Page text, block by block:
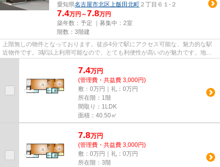
愛知県名古屋市北区上飯田北町 ２丁目６１-２
7.4万円～7.8万円
築年数：予定 ｜募集中： 2室
階数：3階建
上階無しの物件となっております。徒歩4分で駅にアクセス可能な、魅力的な駅
近物件です。3駅以上利用可能なので、とても利便性が高いのが魅力です。地域
7.4万円
(管理費・共益費 3,000円)
敷：0万円｜礼：0万円
所在階：1階
間取り：1LDK
面積：40.50㎡
7.8万円
(管理費・共益費 3,000円)
敷：0万円｜礼：0万円
所在階：3階